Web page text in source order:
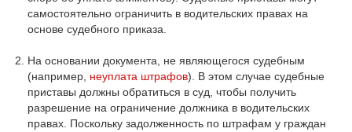
самостоятельно ограничить в водительских правах на
основе судебного приказа.
На основании документа, не являющегося судебным
(например, неуплата штрафов). В этом случае судебные
приставы должны обратиться в суд, чтобы получить
разрешение на ограничение должника в водительских
правах. Поскольку задолженность по штрафам у граждан